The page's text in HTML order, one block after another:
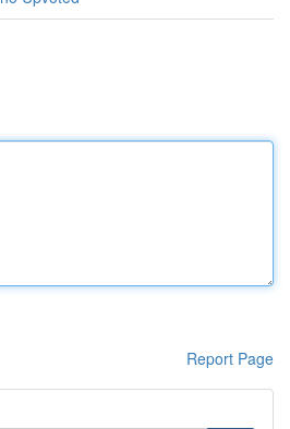
Report Page